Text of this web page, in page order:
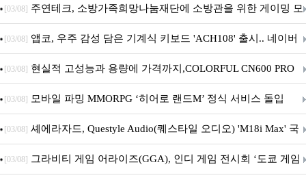
픈
[03/08] 주연테크, 소방가족희망나눔재단에 소방관을 위한 게이밍 모
니터·스마트 펫 침대 기부
[03/08] 앱코, 우주 감성 담은 기계식 키보드 'ACH108' 출시.. 네이버
브랜드데이 기획전 진행
[03/08] 현실적 고성능과 용량에 가격까지,COLORFUL CN600 PRO
M.2 NVMe 디앤디컴 1TB
[03/08] 모바일 파밍 MMORPG ‘히어로 랜드M’ 정식 서비스 돌입
[03/08] 셰에라자드, Questyle Audio(퀘스타일 오디오) 'M18i Max' 국
내 정식 출시
[03/08] 그라비티 게임 어라이즈(GGA), 인디 게임 전시회 ‘도쿄 게임